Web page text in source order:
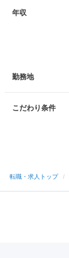
年収
勤務地
こだわり条件
転職・求人トップ /